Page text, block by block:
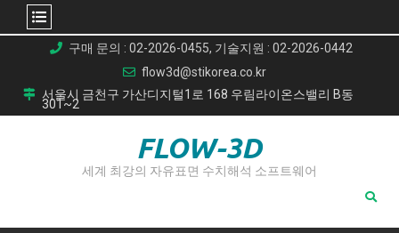
content
구매 문의 : 02-2026-0455, 기술지원 : 02-2026-0442
flow3d@stikorea.co.kr
서울시 금천구 가산디지털1로 168 우림라이온스밸리 B동
301~2
FLOW-3D
세계 최강의 자유표면 수치해석 소프트웨어